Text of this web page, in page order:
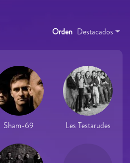
Orden Destacados
Sham-69 Les Testarudes